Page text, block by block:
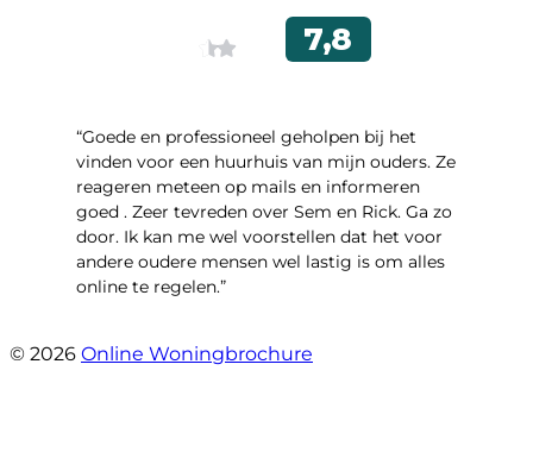
“Goede en professioneel geholpen bij het
vinden voor een huurhuis van mijn ouders. Ze
reageren meteen op mails en informeren
goed . Zeer tevreden over Sem en Rick. Ga zo
door. Ik kan me wel voorstellen dat het voor
andere oudere mensen wel lastig is om alles
online te regelen.”
© 2026 Online Woningbrochure